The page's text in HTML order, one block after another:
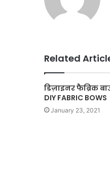
Related
डिज़ाइनर फैब्रिक
DIY FABRIC BOWS
January 23, 2021